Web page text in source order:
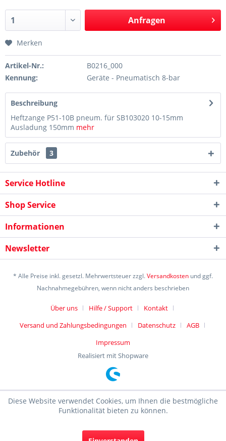
Anfragen
Merken
Artikel-Nr.:
B0216_000
Kennung:
Geräte - Pneumatisch 8-bar
Beschreibung
Heftzange P51-10B pneum. für SB103020 10-15mm
Ausladung 150mm mehr
Zubehör 3
Service Hotline
Shop Service
Informationen
Newsletter
* Alle Preise inkl. gesetzl. Mehrwertsteuer zzgl.Versandkosten und ggf.
Nachnahmegebühren, wenn nicht anders beschrieben
Über uns Hilfe / Support
Kontakt
Versand und Zahlungsbedingungen
Datenschutz
AGB
Impressum
Realisiert mit Shopware
Diese Website verwendet Cookies, um Ihnen die bestmögliche
Funktionalität bieten zu können.